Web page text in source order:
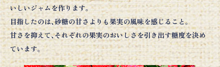
いしいジャムを作ります。
目指したのは、砂糖の甘さよりも果実の風味を感じること。
甘さを抑えて、それぞれの果実のおいしさを引き出す糖度を決め
ています。